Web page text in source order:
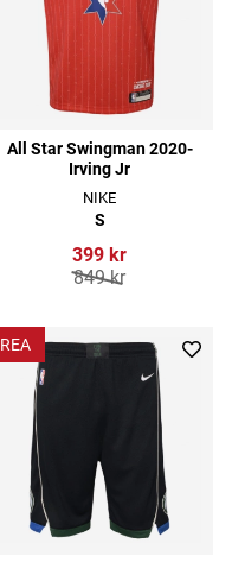
All Star Swingman 2020-
Irving Jr
NIKE
S
399 kr
849 kr
REA